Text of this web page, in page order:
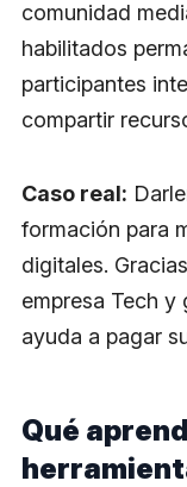
comunidad
habilitados
participantes
compartir
Caso real:
formación para
digitales.
empresa Tech y
ayuda a pagar
Qué